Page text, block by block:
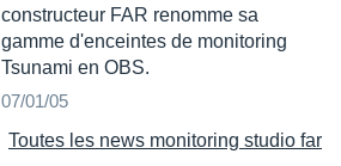
constructeur FAR renomme sa
gamme d'enceintes de monitoring
Tsunami en OBS.
07/01/05
Toutes les news monitoring studio far